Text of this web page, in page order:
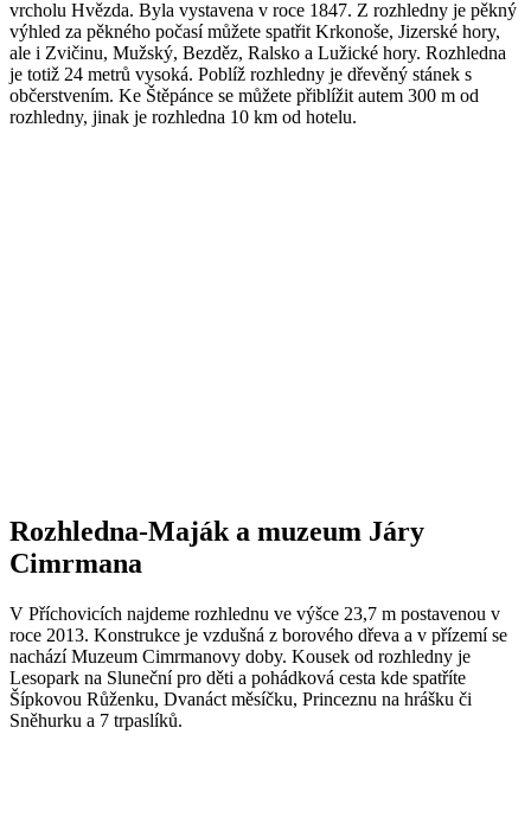
vrcholu Hvězda. Byla vystavena v roce 1847. Z rozhledny je pěkný
výhled za pěkného počasí můžete spatřit Krkonoše, Jizerské hory,
ale i Zvičinu, Mužský, Bezděz, Ralsko a Lužické hory. Rozhledna
je totiž 24 metrů vysoká. Poblíž rozhledny je dřevěný stánek s
občerstvením. Ke Štěpánce se můžete přiblížit autem 300 m od
rozhledny, jinak je rozhledna 10 km od hotelu.
Rozhledna-Maják a muzeum Járy
Cimrmana
V Příchovicích najdeme rozhlednu ve výšce 23,7 m postavenou v
roce 2013. Konstrukce je vzdušná z borového dřeva a v přízemí se
nachází Muzeum Cimrmanovy doby. Kousek od rozhledny je
Lesopark na Sluneční pro děti a pohádková cesta kde spatříte
Šípkovou Růženku, Dvanáct měsíčku, Princeznu na hrášku či
Sněhurku a 7 trpaslíků.